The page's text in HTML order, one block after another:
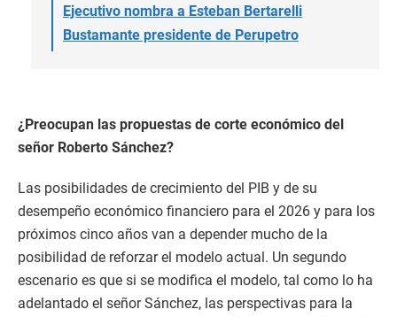
Ejecutivo nombra a Esteban Bertarelli
Bustamante presidente de Perupetro
¿Preocupan las propuestas de corte económico del
señor Roberto Sánchez?
Las posibilidades de crecimiento del PIB y de su
desempeño económico financiero para el 2026 y para los
próximos cinco años van a depender mucho de la
posibilidad de reforzar el modelo actual. Un segundo
escenario es que si se modifica el modelo, tal como lo ha
adelantado el señor Sánchez, las perspectivas para la